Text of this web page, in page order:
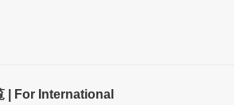
| For International